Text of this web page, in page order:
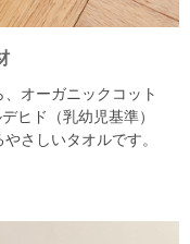
オーガニックコット
ヒド（乳幼児基準）
さしいタオルです。